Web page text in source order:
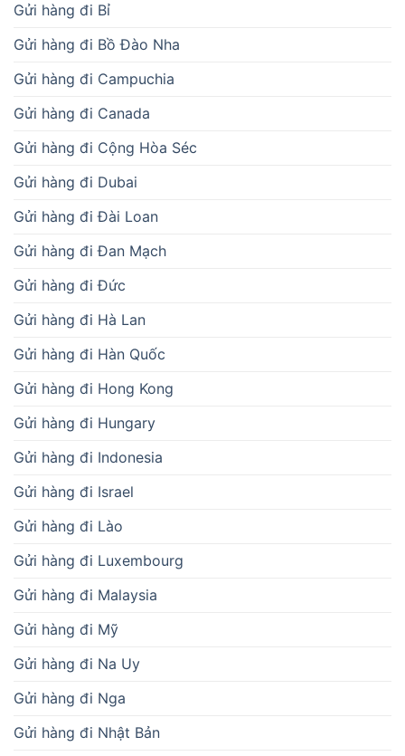
Gửi hàng đi Bỉ
Gửi hàng đi Bồ Đào Nha
Gửi hàng đi Campuchia
Gửi hàng đi Canada
Gửi hàng đi Cộng Hòa Séc
Gửi hàng đi Dubai
Gửi hàng đi Đài Loan
Gửi hàng đi Đan Mạch
Gửi hàng đi Đức
Gửi hàng đi Hà Lan
Gửi hàng đi Hàn Quốc
Gửi hàng đi Hong Kong
Gửi hàng đi Hungary
Gửi hàng đi Indonesia
Gửi hàng đi Israel
Gửi hàng đi Lào
Gửi hàng đi Luxembourg
Gửi hàng đi Malaysia
Gửi hàng đi Mỹ
Gửi hàng đi Na Uy
Gửi hàng đi Nga
Gửi hàng đi Nhật Bản